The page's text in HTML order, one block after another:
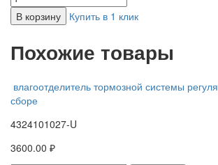
В корзину Купить в 1 клик
Похожие товары
влагоотделитель тормозной системы
сборе
4324101027-U
3600.00 ₽